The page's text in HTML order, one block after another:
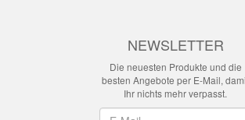
NEWSLETTER
Die neuesten Produkte und die
besten Angebote per E-Mail,
Ihr nichts mehr verpasst.